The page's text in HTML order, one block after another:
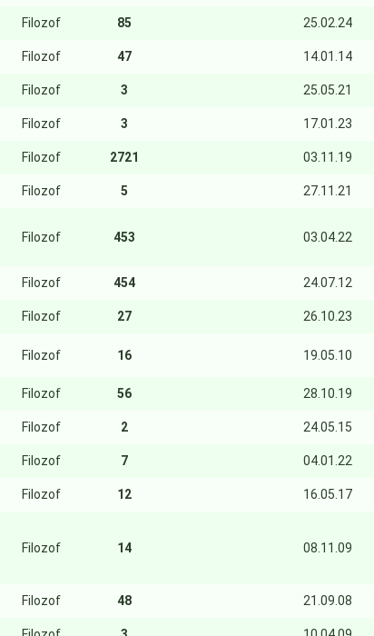
Filozof 85 25.02.24
Filozof 47 14.01.14
Filozof 3 25.05.21
Filozof 3 17.01.23
Filozof 2721 03.11.19
Filozof 5 27.11.21
Filozof 453 03.04.22
Filozof 454 24.07.12
Filozof 27 26.10.23
Filozof 16 19.05.10
Filozof 56 28.10.19
Filozof 2 24.05.15
Filozof 7 04.01.22
Filozof 12 16.05.17
Filozof 14 08.11.09
Filozof 48 21.09.08